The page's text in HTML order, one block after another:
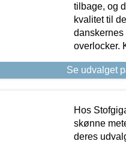
tilbage, og
kvalitet til
danskernes
overlocker.
Se udvalget
Hos
skønne
deres